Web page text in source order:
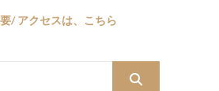
/ アクセスは、こちら